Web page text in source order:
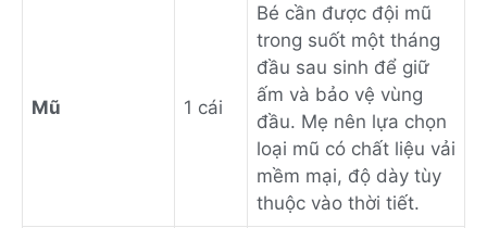
Mũ 1 cái
Bé cần được đội mũ
trong suốt một tháng
đầu sau sinh để giữ
ấm và bảo vệ vùng
đầu. Mẹ nên lựa chọn
loại mũ có chất liệu vải
mềm mại, độ dày tùy
thuộc vào thời tiết.